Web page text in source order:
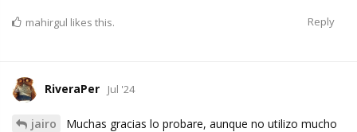
Reply
mahirgul likes this.
RiveraPer Jul '24
jairo
Muchas gracias lo probare, aunque no utilizo mucho